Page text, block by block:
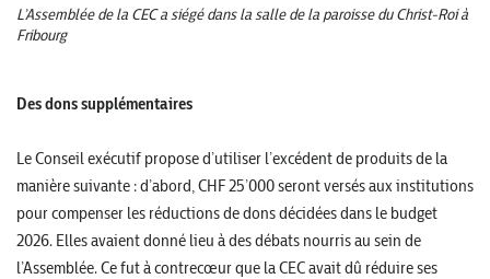
L’Assemblée de la CEC a siégé dans la salle de la paroisse du Christ-Roi à
Fribourg
Des dons supplémentaires
Le Conseil exécutif propose d’utiliser l’excédent de produits de la
manière suivante : d’abord, CHF 25’000 seront versés aux institutions
pour compenser les réductions de dons décidées dans le budget
2026. Elles avaient donné lieu à des débats nourris au sein de
l’Assemblée. Ce fut à contrecœur que la CEC avait dû réduire ses